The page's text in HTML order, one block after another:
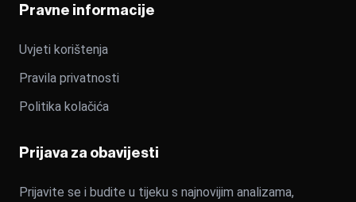
Pravne informacije
Uvjeti korištenja
Pravila privatnosti
Politika kolačića
Prijava za obavijesti
Prijavite se i budite u tijeku s najnovijim analizama,